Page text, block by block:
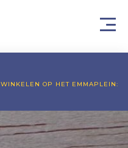
WINKELEN OP HET EMMAPLEIN: